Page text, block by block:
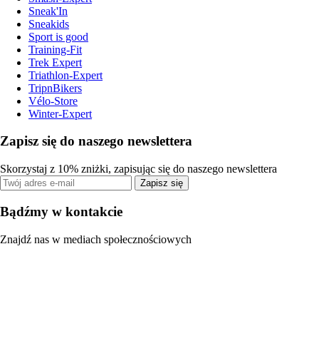
Sneak'In
Sneakids
Sport is good
Training-Fit
Trek Expert
Triathlon-Expert
TripnBikers
Vélo-Store
Winter-Expert
Zapisz się do naszego newslettera
Skorzystaj z 10% zniżki, zapisując się do naszego newslettera
Zapisz się
Bądźmy w kontakcie
Znajdź nas w mediach społecznościowych